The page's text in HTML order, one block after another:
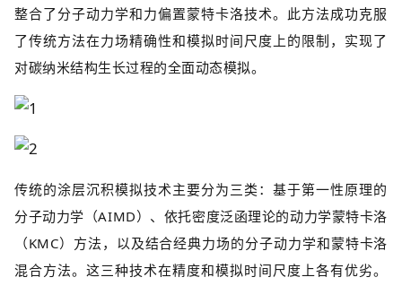
整合了分子动力学和力偏置蒙特卡洛技术。此方法成功克服
了传统方法在力场精确性和模拟时间尺度上的限制，实现了
对碳纳米结构生长过程的全面动态模拟。
传统的涂层沉积模拟技术主要分为三类：基于第一性原理的
分子动力学（AIMD）、依托密度泛函理论的动力学蒙特卡洛
（KMC）方法，以及结合经典力场的分子动力学和蒙特卡洛
混合方法。这三种技术在精度和模拟时间尺度上各有优劣。